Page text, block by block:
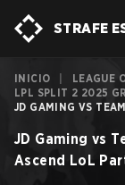
STRAFE
INICIO LEAGUE
LPL SPLIT 2 2025
JD GAMING VS
JD Gaming vs
Ascend LoL